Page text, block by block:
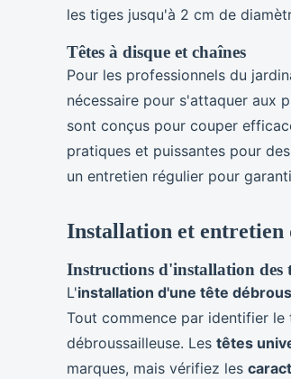
les tiges jusqu'à 2 cm de
Têtes à disque et chaînes
Pour les professionnels du
nécessaire pour s'attaquer aux
sont conçus pour couper
pratiques et puissantes pour
un entretien régulier pour
Installation et entretien
Instructions d'installation des
L'installation d'une tête
Tout commence par identifier
débroussailleuse. Les têtes
marques, mais vérifiez les